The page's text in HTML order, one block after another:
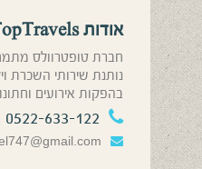
אודות TopTravels
חברת טופטרוולס
נותנת שירותי השכרת
בהפקות אירועים
0522-633-122